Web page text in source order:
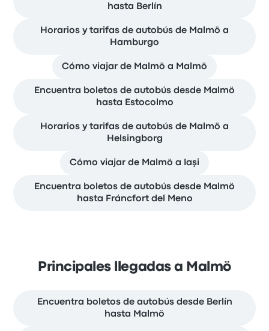
hasta Berlín
Horarios y tarifas de autobús de Malmö a
Hamburgo
Cómo viajar de Malmö a Malmö
Encuentra boletos de autobús desde Malmö
hasta Estocolmo
Horarios y tarifas de autobús de Malmö a
Helsingborg
Cómo viajar de Malmö a Iaşi
Encuentra boletos de autobús desde Malmö
hasta Fráncfort del Meno
Principales llegadas a Malmö
Encuentra boletos de autobús desde Berlín
hasta Malmö